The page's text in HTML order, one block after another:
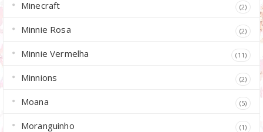
Minecraft (2)
Minnie Rosa (2)
Minnie Vermelha (11)
Minnions (2)
Moana (5)
Moranguinho (1)